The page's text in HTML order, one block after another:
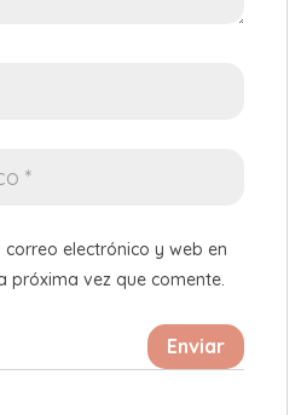
electrónico y web en
próxima vez que comente.
Enviar